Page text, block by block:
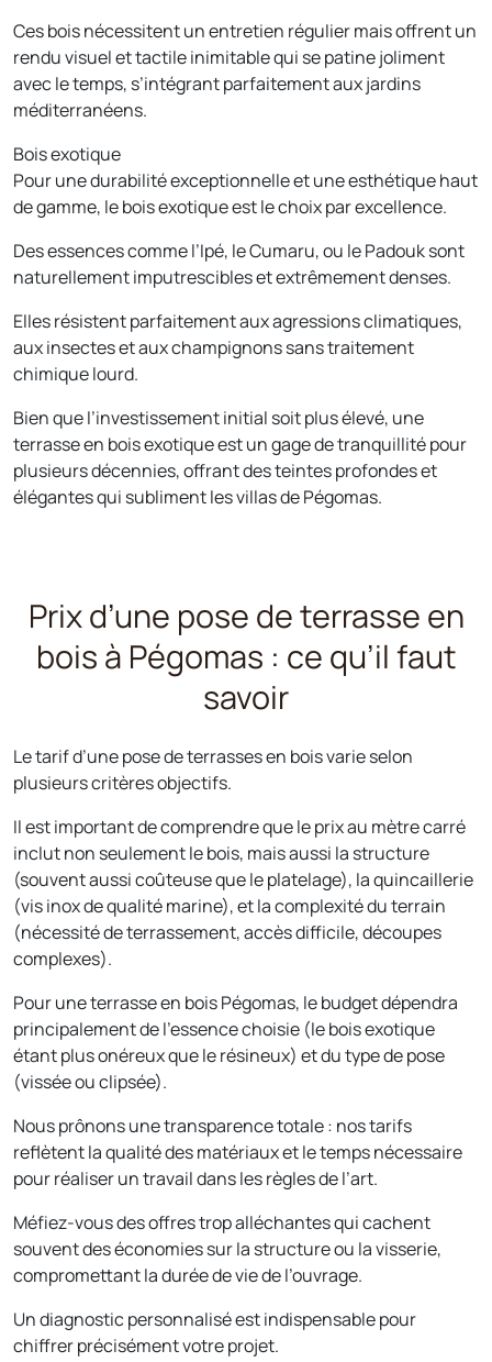
Ces bois nécessitent un entretien régulier mais offrent un
rendu visuel et tactile inimitable qui se patine joliment
avec le temps, s’intégrant parfaitement aux jardins
méditerranéens.
Bois exotique
Pour une durabilité exceptionnelle et une esthétique haut
de gamme, le bois exotique est le choix par excellence.
Des essences comme l’Ipé, le Cumaru, ou le Padouk sont
naturellement imputrescibles et extrêmement denses.
Elles résistent parfaitement aux agressions climatiques,
aux insectes et aux champignons sans traitement
chimique lourd.
Bien que l’investissement initial soit plus élevé, une
terrasse en bois exotique est un gage de tranquillité pour
plusieurs décennies, offrant des teintes profondes et
élégantes qui subliment les villas de Pégomas.
Prix d’une pose de terrasse en
bois à Pégomas : ce qu’il faut
savoir
Le tarif d’une pose de terrasses en bois varie selon
plusieurs critères objectifs.
Il est important de comprendre que le prix au mètre carré
inclut non seulement le bois, mais aussi la structure
(souvent aussi coûteuse que le platelage), la quincaillerie
(vis inox de qualité marine), et la complexité du terrain
(nécessité de terrassement, accès difficile, découpes
complexes).
Pour une terrasse en bois Pégomas, le budget dépendra
principalement de l’essence choisie (le bois exotique
étant plus onéreux que le résineux) et du type de pose
(vissée ou clipsée).
Nous prônons une transparence totale : nos tarifs
reflètent la qualité des matériaux et le temps nécessaire
pour réaliser un travail dans les règles de l’art.
Méfiez-vous des offres trop alléchantes qui cachent
souvent des économies sur la structure ou la visserie,
compromettant la durée de vie de l’ouvrage.
Un diagnostic personnalisé est indispensable pour
chiffrer précisément votre projet.